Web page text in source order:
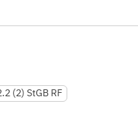
(2) StGB RF